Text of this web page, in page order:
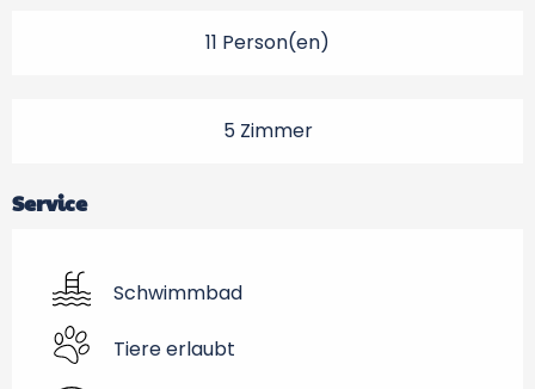
11 Person(en)
5 Zimmer
Service
Schwimmbad
Tiere erlaubt